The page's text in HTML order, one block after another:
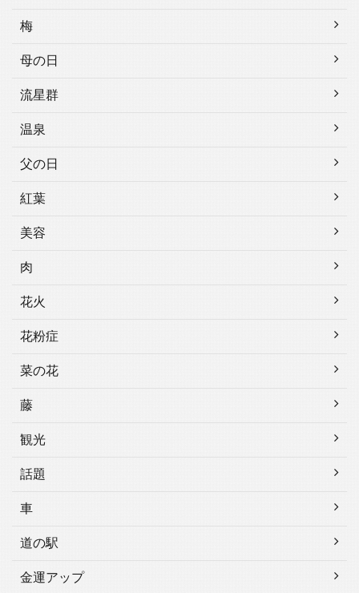
梅
母の日
流星群
温泉
父の日
紅葉
美容
肉
花火
花粉症
菜の花
藤
観光
話題
車
道の駅
金運アップ